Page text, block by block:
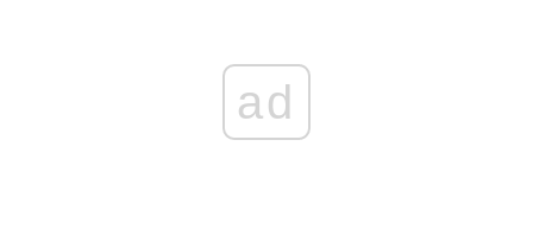
ad